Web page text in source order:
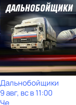
Дальнобойщики
9 авг, вс в 11:00
Че